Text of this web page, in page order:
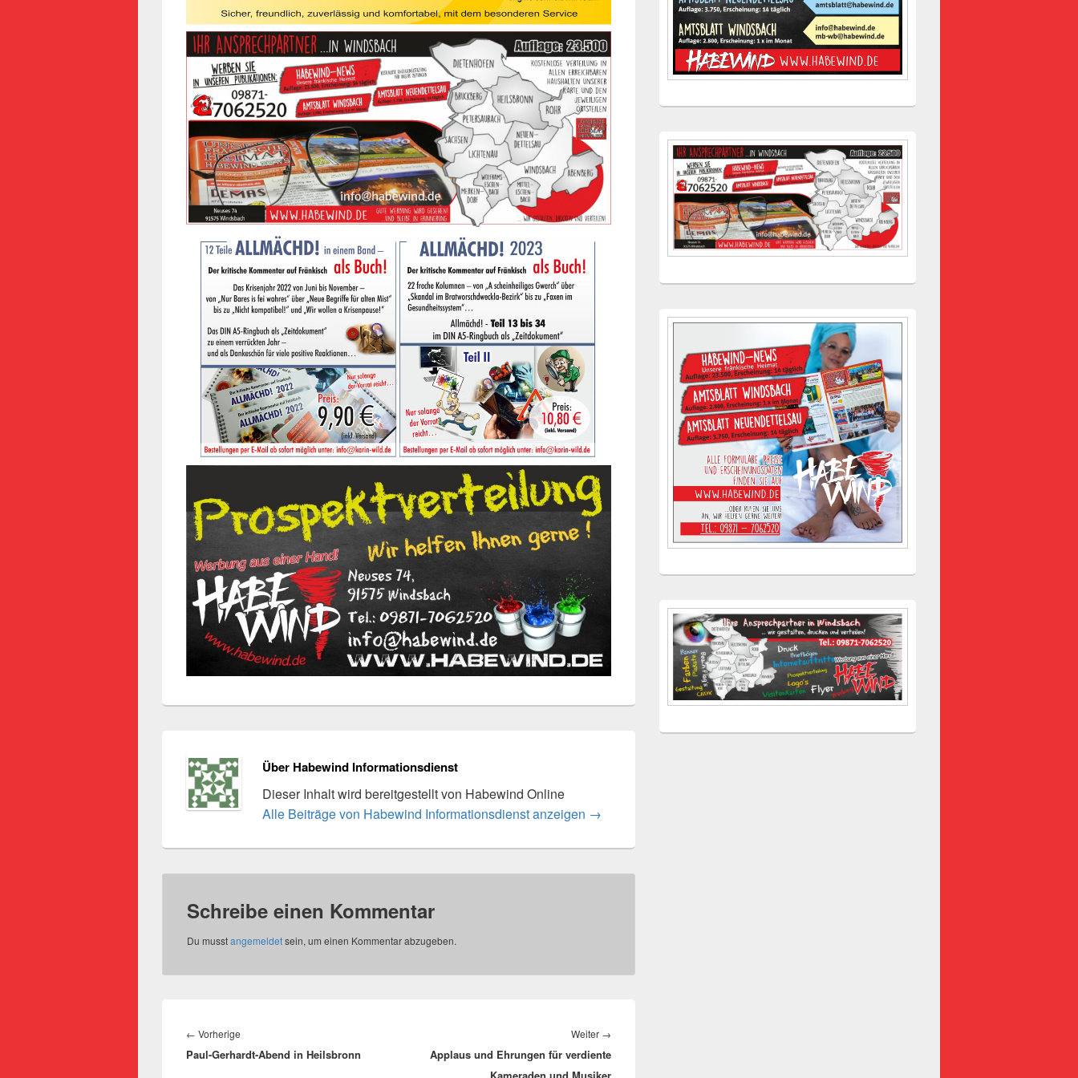
Über Habewind Informationsdienst
Dieser Inhalt wird bereitgestellt von Habewind Online
Alle Beiträge von Habewind Informationsdienst anzeigen →
Schreibe einen Kommentar
Du musstangemeldetsein, um einen Kommentar abzugeben.
← Vorherige
Beitrag:
Paul-Gerhardt-Abend in Heilsbronn
Weiter →
Beitrag:
Applaus und Ehrungen für verdiente